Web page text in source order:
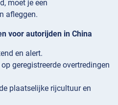
moet je een
afleggen.
voor autorijden in China
en alert.
geregistreerde overtredingen
plaatselijke rijcultuur en